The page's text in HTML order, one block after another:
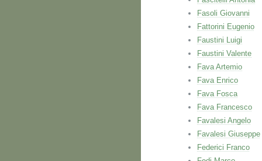
Fasoli Giovanni
Fattorini Eugenio
Faustini Luigi
Faustini Valente
Fava Artemio
Fava Enrico
Fava Fosca
Fava Francesco
Favalesi Angelo
Favalesi Giuseppe
Federici Franco